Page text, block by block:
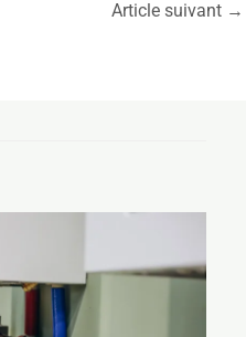
Article suivant →